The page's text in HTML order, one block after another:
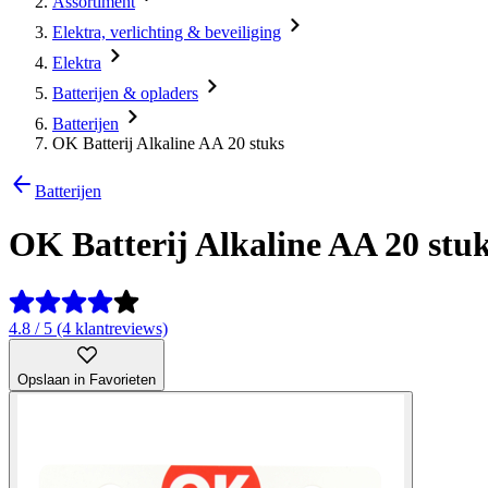
Elektra, verlichting & beveiliging
Elektra
Batterijen & opladers
Batterijen
OK Batterij Alkaline AA 20 stuks
Batterijen
OK Batterij Alkaline AA 20
4.8 / 5 (4 klantreviews)
Opslaan in Favorieten